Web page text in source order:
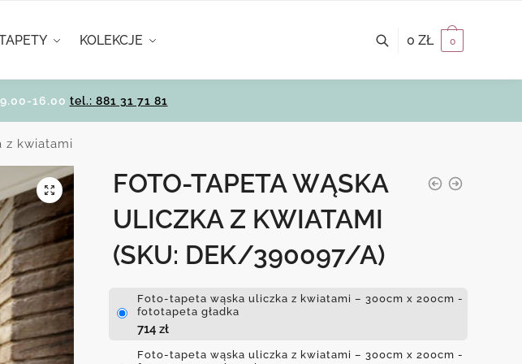
KOLEKCJE 0 ZŁ 0
16.00 tel.: 881 31 71 81
z kwiatami
FOTO-TAPETA WĄSKA
ULICZKA Z KWIATAMI
(SKU: DEK/390097/A)
Foto-tapeta wąska uliczka z kwiatami – 300cm x 200cm -
fototapeta gładka
714 zł
Foto-tapeta wąska uliczka z kwiatami – 300cm x 200cm -